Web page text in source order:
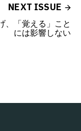
NEXT ISSUE
、「覚える」こと
には影響しない